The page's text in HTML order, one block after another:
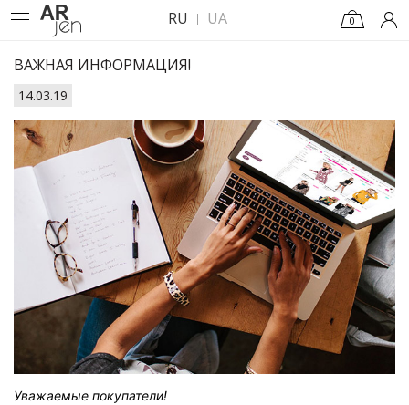
RU UA 0
ВАЖНАЯ ИНФОРМАЦИЯ!
14.03.19
Уважаемые покупатели!